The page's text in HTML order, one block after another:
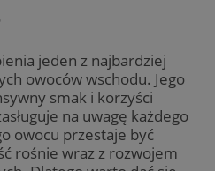
jeden z najbardziej
owoców wschodu. Jego
smak i korzyści
na uwagę każdego
owocu przestaje być
rośnie wraz z rozwojem